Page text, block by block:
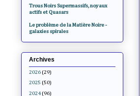
Trous Noirs Supermassifs, noyaux
actifs et Quasars
Le problème de la Matière Noire -
galaxies spirales
Archives
2026 (29)
2025 (50)
2024 (96)